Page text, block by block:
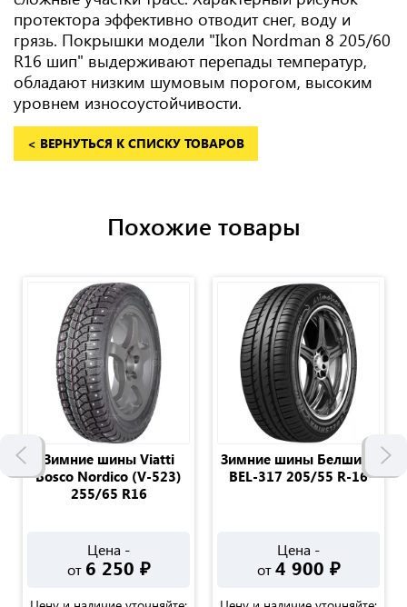
протектора эффективно отводит снег, воду и
грязь. Покрышки модели "Ikon Nordman 8 205/60
R16 шип" выдерживают перепады температур,
обладают низким шумовым порогом, высоким
уровнем износоустойчивости.
< ВЕРНУТЬСЯ К СПИСКУ ТОВАРОВ
Похожие товары
Зимние шины Viatti
Bosco Nordico (V-523)
255/65 R16
Цена -
от 6 250 ₽
Зимние шины Белшина
BEL-317 205/55 R-16
Цена -
от4 900 ₽